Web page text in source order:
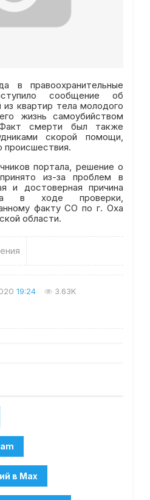
в правоохранительные
сообщение об
квартир тела молодого
жизнь самоубийством
смерти был также
скорой помощи,
происшествия.
портала, решение о
из-за проблем в
и достоверная причина
в ходе проверки,
факту СО по г. Оха
области.
19:24 3.63K